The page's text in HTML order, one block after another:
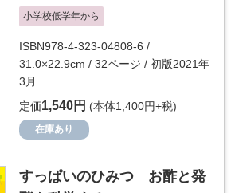
小学校低学年から
ISBN978-4-323-04808-6 /
31.0×22.9cm / 32ページ / 初版2021年
3月
定価1,540円 (本体1,400円+税)
在庫あり
すっぱいのひみつ お酢と発